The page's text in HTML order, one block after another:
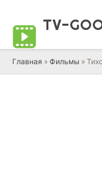
TV-
Главная » Фильмы »